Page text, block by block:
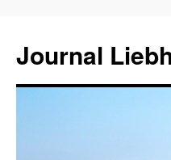
Journal